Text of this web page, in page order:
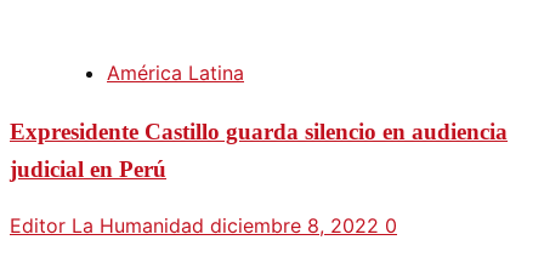
América Latina
Expresidente Castillo guarda silencio en audiencia
judicial en Perú
Editor La Humanidad diciembre 8, 2022 0